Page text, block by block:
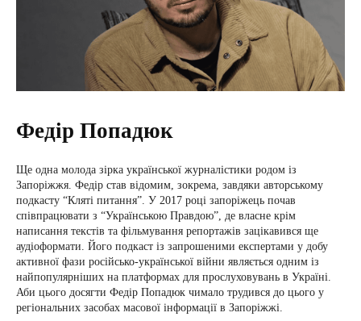
Федір Попадюк
Ще одна молода зірка української журналістики родом із
Запоріжжя. Федір став відомим, зокрема, завдяки авторському
подкасту “Кляті питання”. У 2017 році запоріжець почав
співпрацювати з “Українською Правдою”, де власне крім
написання текстів та фільмування репортажів зацікавився ще
аудіоформати. Його подкаст із запрошеними експертами у добу
активної фази російсько-української війни являється одним із
найпопулярніших на платформах для прослуховувань в Україні.
Аби цього досягти Федір Попадюк чимало трудився до цього у
регіональних засобах масової інформації в Запоріжжі.